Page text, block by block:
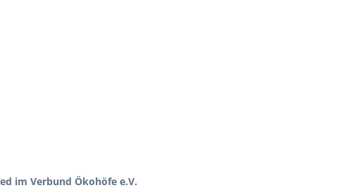
im Verbund Ökohöfe e.V.